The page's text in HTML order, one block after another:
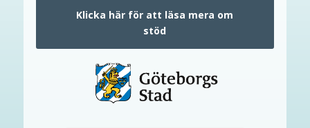
Klicka här för att läsa mera om
stöd